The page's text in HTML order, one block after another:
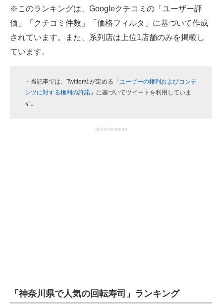
進化するPCとデバイスの未来
好きが集まる 比べて選べる
企業ITのトレンドを詳説
マーケ×ITの今がよく分かる
エネルギーの専門メディア
※このランキングは、Googleクチコミの「ユーザー評
価」「クチコミ件数」「価格フィルタ」に基づいて作成
されています。また、系列店は上位1店舗のみを掲載し
ています。
・当記事では、Twitter社が定める「 ユーザーの権利およびコンテ
ンツに対する権利の許諾 」に基づいてツイートを利用していま
す。
advertisement
「神奈川県で人気の回転寿司」ランキング